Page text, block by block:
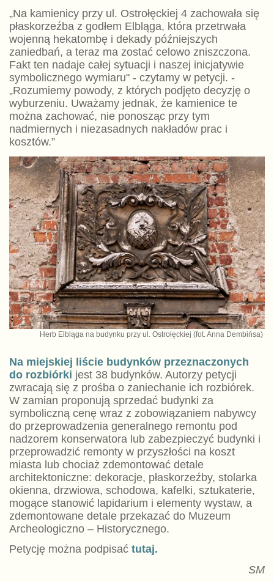
„Na kamienicy przy ul. Ostrołęckiej 4 zachowała się
płaskorzeźba z godłem Elbląga, która przetrwała
wojenną hekatombę i dekady późniejszych
zaniedbań, a teraz ma zostać celowo zniszczona.
Fakt ten nadaje całej sytuacji i naszej inicjatywie
symbolicznego wymiaru" - czytamy w petycji. -
„Rozumiemy powody, z których podjęto decyzję o
wyburzeniu. Uważamy jednak, że kamienice te
można zachować, nie ponosząc przy tym
nadmiernych i niezasadnych nakładów prac i
kosztów.”
Herb Elbląga na budynku przy ul. Ostrołęckiej (fot. Anna Dembińsa)
Na miejskiej liście budynków przeznaczonych
do rozbiórki jest 38 budynków. Autorzy petycji
zwracają się z prośba o zaniechanie ich rozbiórek.
W zamian proponują sprzedać budynki za
symboliczną cenę wraz z zobowiązaniem nabywcy
do przeprowadzenia generalnego remontu pod
nadzorem konserwatora lub zabezpieczyć budynki i
przeprowadzić remonty w przyszłości na koszt
miasta lub chociaż zdemontować detale
architektoniczne: dekoracje, płaskorzeźby, stolarka
okienna, drzwiowa, schodowa, kafelki, sztukaterie,
mogące stanowić lapidarium i elementy wystaw, a
zdemontowane detale przekazać do Muzeum
Archeologiczno – Historycznego.
Petycję można podpisać tutaj.
SM